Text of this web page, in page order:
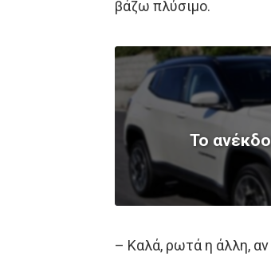
βάζω πλύσιμο.
Το
– Καλά, ρωτά η άλλη, αν